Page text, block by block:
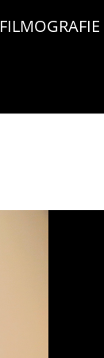
FILMOGRAFIE